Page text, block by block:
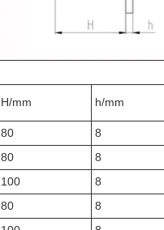
H/mm h/mm
80 8
80 8
100 8
80 8